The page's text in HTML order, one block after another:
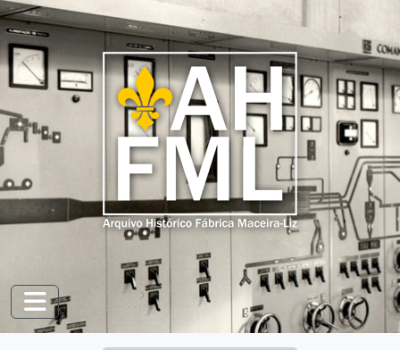
Skip to main content
Toggle navigation